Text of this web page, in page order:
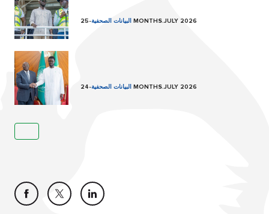
البيانات الصحفية- 25 MONTHS.JULY 2026
البيانات الصحفية- 24 MONTHS.JULY 2026